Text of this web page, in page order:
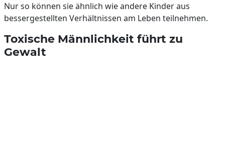
Nur so können sie ähnlich wie andere Kinder aus
bessergestellten Verhältnissen am Leben teilnehmen.
Toxische Männlichkeit führt zu
Gewalt